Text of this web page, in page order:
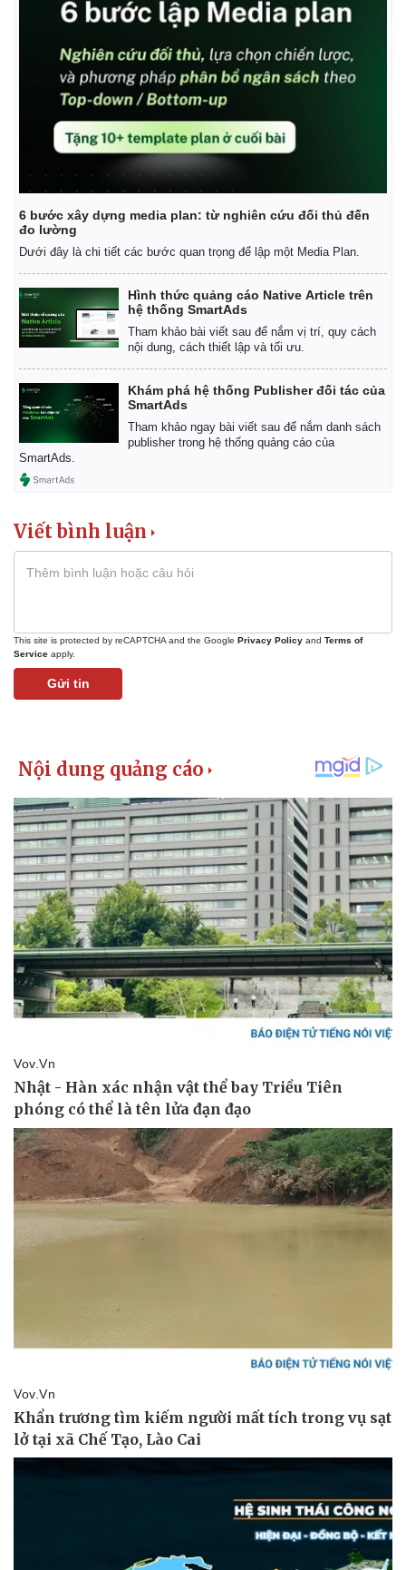
Kinh tế
Bất động sản
Khởi nghiệp
Giá vàng
Tiêu dùng
Tỷ giá
Chứng khoán
Giá cà phê
6 bước xây dựng media plan: từ nghiên cứu đối thủ đến
đo lường
Dưới đây là chi tiết các bước quan trọng để lập một Media Plan.
Hình thức quảng cáo Native Article trên
hệ thống SmartAds
Tham khảo bài viết sau để nắm vị trí, quy cách
nội dung, cách thiết lập và tối ưu.
Khám phá hệ thống Publisher đối tác của
SmartAds
Tham khảo ngay bài viết sau để nắm danh sách
publisher trong hệ thống quảng cáo của
SmartAds.
Viết bình luận
This site is protected by reCAPTCHA and the Google Privacy Policy and Terms of
Service apply.
Gửi tin